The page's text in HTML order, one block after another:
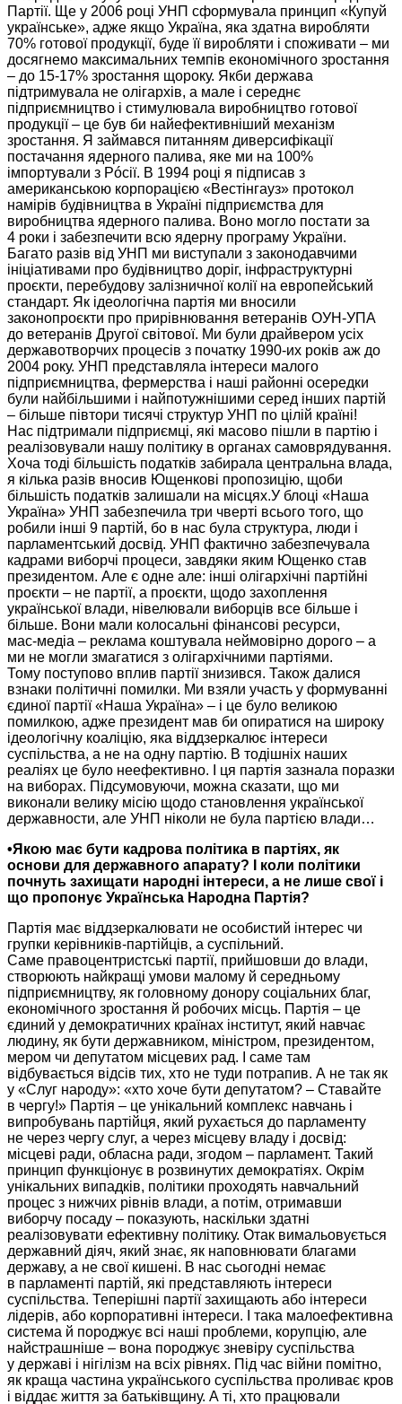
Партії. Ще у 2006 році УНП сформувала принцип «Купуй
українське», адже якщо Україна, яка здатна виробляти
70% готової продукції, буде її виробляти і споживати – ми
досягнемо максимальних темпів економічного зростання
– до 15-17% зростання щороку. Якби держава
підтримувала не олігархів, а мале і середнє
підприємництво і стимулювала виробництво готової
продукції – це був би найефективніший механізм
зростання. Я займався питанням диверсифікації
постачання ядерного палива, яке ми на 100%
імпортували з Рóсії. В 1994 році я підписав з
американською корпорацією «Вестінгауз» протокол
намірів будівництва в Україні підприємства для
виробництва ядерного палива. Воно могло постати за
4 роки і забезпечити всю ядерну програму України.
Багато разів від УНП ми виступали з законодавчими
ініціативами про будівництво доріг, інфраструктурні
проєкти, перебудову залізничної колії на европейський
стандарт. Як ідеологічна партія ми вносили
законопроєкти про прирівнювання ветеранів ОУН-УПА
до ветеранів Другоїсвітової. Ми були драйвером усіх
державотворчих процесів з початку 1990-их років аж до
2004 року. УНП представляла інтереси малого
підприємництва, фермерства і наші районні осередки
були найбільшими і найпотужнішими серед інших партій
– більше півтори тисячі структур УНП по цілій країні!
Нас підтримали підприємці, які масово пішли в партію і
реалізовували нашу політику в органах самоврядування.
Хоча тоді більшість податків забирала центральна влада,
я кілька разів вносив Ющенкові пропозицію, щоби
більшість податків залишали на місцях.У блоці «Наша
Україна» УНП забезпечила три чверті всього того, що
робили інші 9 партій, бо в нас була структура, люди і
парламентський досвід. УНП фактично забезпечувала
кадрами виборчі процеси, завдяки яким Ющенко став
президентом. Але є одне але: інші олігархічні партійні
проєкти – не партії, а проєкти, щодо захоплення
української влади, нівелювали виборців все більше і
більше. Вони мали колосальні фінансові ресурси,
мас-медіа – реклама коштувала неймовірно дорого – а
ми не могли змагатися з олігархічними партіями.
Тому поступово вплив партії знизився. Також далися
взнаки політичні помилки. Ми взяли участь у формуванні
єдиної партії «Наша Україна» – і це було великою
помилкою, адже президент мав би опиратися на широку
ідеологічну коаліцію, яка віддзеркалює інтереси
суспільства, а не на одну партію. В тодішніх наших
реаліях це було неефективно. І ця партія зазнала поразки
на виборах. Підсумовуючи, можна сказати, що ми
виконали велику місію щодо становлення української
державности, але УНП ніколи не була партією влади…
•Якою має бути кадрова політика в партіях, як
основи для державного апарату? І коли політики
почнуть захищати народні інтереси, а не лише свої і
що пропонує Українська Народна Партія?
Партія має віддзеркалювати не особистий інтерес чи
групки керівників-партійців, а суспільний.
Саме правоцентристські партії, прийшовши до влади,
створюють найкращі умови малому й середньому
підприємництву, як головному донору соціальних благ,
економічного зростання й робочих місць. Партія – це
єдиний у демократичних країнах інститут, який навчає
людину, як бути державником, міністром, президентом,
мером чи депутатом місцевих рад. І саме там
відбувається відсів тих, хто не туди потрапив. А не так як
у «Слуг народу»: «хто хоче бути депутатом? – Ставайте
в чергу!» Партія – це унікальний комплекс навчань і
випробувань партійця, який рухається до парламенту
не через чергу слуг, а через місцеву владу і досвід:
місцеві ради, обласна ради, згодом – парламент. Такий
принцип функціонує в розвинутих демократіях. Окрім
унікальних випадків, політики проходять навчальний
процес з нижчих рівнів влади, а потім, отримавши
виборчу посаду – показують, наскільки здатні
реалізовувати ефективну політику. Отак вимальовується
державний діяч, який знає, як наповнювати благами
державу, а не своїкишені. В нас сьогодні немає
в парламенті партій, які представляють інтереси
суспільства. Теперішні партії захищають або інтереси
лідерів, або корпоративні інтереси. І така малоефективна
система й породжує всі наші проблеми, корупцію, але
найстрашніше – вона породжує зневіру суспільства
у державі і нігілізм на всіх рівнях. Під час війни помітно,
як краща частина українського суспільства проливає кров
і віддає життя за батьківщину. А ті, хто працювали